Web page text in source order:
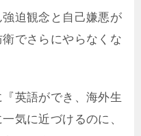
迫観念と自己嫌悪が
でさらにやらなくな
英語ができ、海外生
気に近づけるのに、